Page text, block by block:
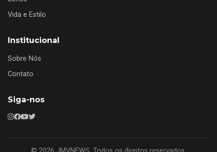
Vida e Estilo
Institucional
Sobre Nós
Contato
Siga-nos